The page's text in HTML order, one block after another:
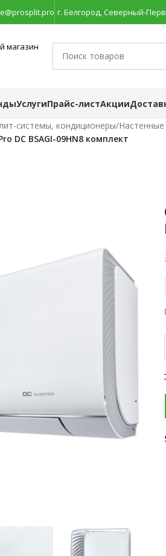
г. Белгород, Северный-
магазин
УслугиПрайс-листАкции
системы, кондиционеры/
DC BSAGI-09HN8 комплект